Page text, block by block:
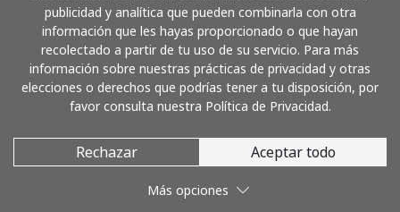
publicidad y analítica que pueden combinarla con otra
información que les hayas proporcionado o que hayan
recolectado a partir de tu uso de su servicio. Para más
información sobre nuestras prácticas de privacidad y otras
elecciones o derechos que podrías tener a tu disposición, por
favor consulta nuestra Política de Privacidad.
Rechazar Aceptar todo
Más opciones
Paga con
© 2026 LlamaBolivia